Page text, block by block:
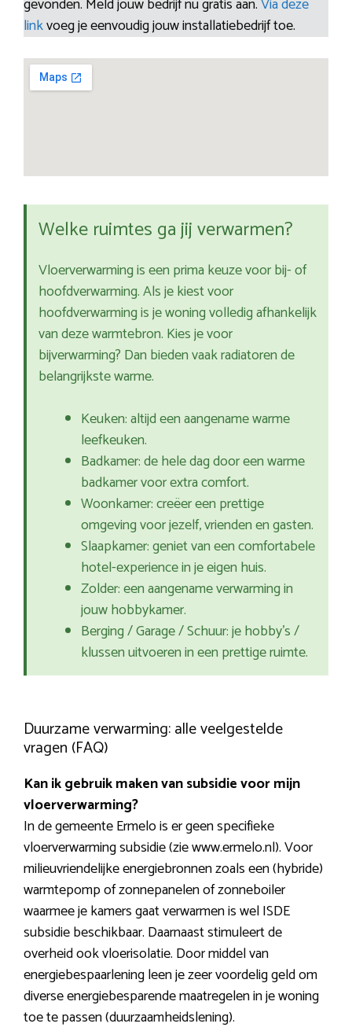
gevonden. Meld jouw bedrijf nu gratis aan.Via deze
linkvoeg je eenvoudig jouw installatiebedrijf toe.
Welke ruimtes ga jij verwarmen?
Vloerverwarming is een prima keuze voor bij- of
hoofdverwarming. Als je kiest voor
hoofdverwarming is je woning volledig afhankelijk
van deze warmtebron. Kies je voor
bijverwarming? Dan bieden vaak radiatoren de
belangrijkste warme.
Keuken: altijd een aangename warme
leefkeuken.
Badkamer: de hele dag door een warme
badkamer voor extra comfort.
Woonkamer: creëer een prettige
omgeving voor jezelf, vrienden en gasten.
Slaapkamer: geniet van een comfortabele
hotel-experience in je eigen huis.
Zolder: een aangename verwarming in
jouw hobbykamer.
Berging / Garage / Schuur: je hobby’s /
klussen uitvoeren in een prettige ruimte.
Duurzame verwarming: alle veelgestelde
vragen (FAQ)
Kan ik gebruik maken van subsidie voor mijn
vloerverwarming?
In de gemeente Ermelo is er geen specifieke
vloerverwarming subsidie (zie www.ermelo.nl). Voor
milieuvriendelijke energiebronnen zoals een (hybride)
warmtepomp of zonnepanelen of zonneboiler
waarmee je kamers gaat verwarmen is wel ISDE
subsidie beschikbaar. Daarnaast stimuleert de
overheid ook vloerisolatie. Door middel van
energiebespaarlening leen je zeer voordelig geld om
diverse energiebesparende maatregelen in je woning
toe te passen (duurzaamheidslening).